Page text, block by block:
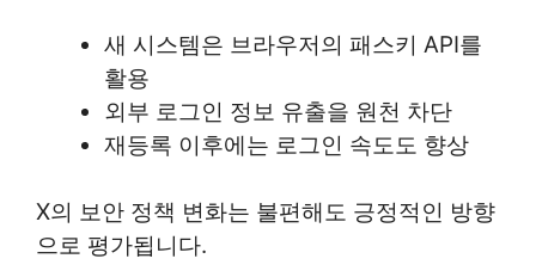
새 시스템은 브라우저의 패스키 API를
활용
외부 로그인 정보 유출을 원천 차단
재등록 이후에는 로그인 속도도 향상
X의 보안 정책 변화는 불편해도 긍정적인 방향
으로 평가됩니다.